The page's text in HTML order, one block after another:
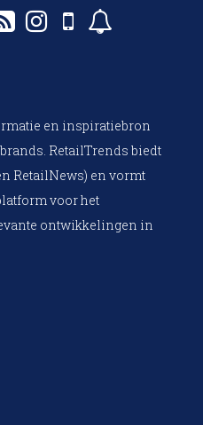
en inspiratiebron
RetailTrends biedt
RetailNews) en vormt
voor het
ontwikkelingen in